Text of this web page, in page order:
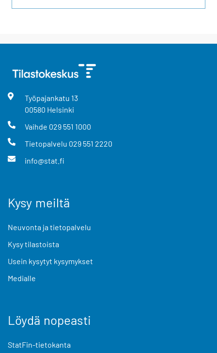
Työpajankatu 13
00580 Helsinki
Vaihde 029 551 1000
Tietopalvelu 029 551 2220
info@stat.fi
Kysy meiltä
Neuvonta ja tietopalvelu
Kysy tilastoista
Usein kysytyt kysymykset
Medialle
Löydä nopeasti
StatFin-tietokanta